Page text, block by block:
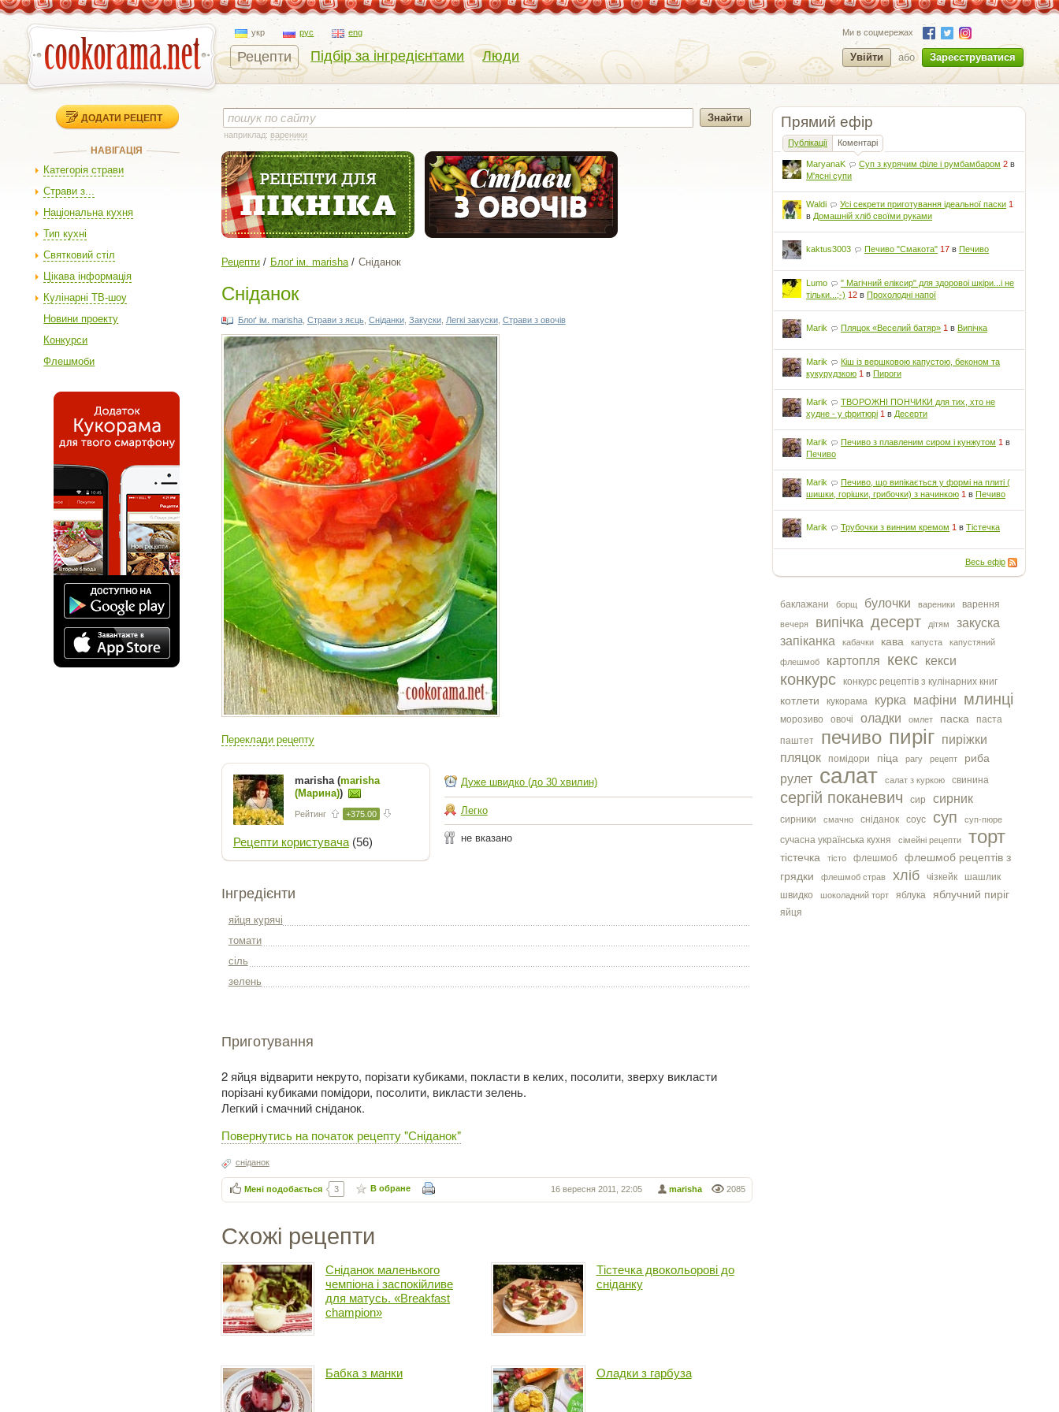
укр рус eng
Рецепти Підбір за інгредієнтами Люди
Ми в соцмережах
Увійти або Зареєструватися
ДОДАТИ РЕЦЕПТ
НАВІГАЦІЯ
Категорія страви
Страви з...
Національна кухня
Тип кухні
Святковий стіл
Цікава інформація
Кулінарні ТВ-шоу
Новини проекту
Конкурси
Флешмоби
Прямий ефір
Публікації Коментарі
MaryanaK Суп з курячим філе і румбамбаром 2 в
М'ясні супи
Waldi Усі секрети приготування ідеальної паски 1
в Домашній хліб своїми руками
kaktus3003 Печиво "Смакота" 17 вПечиво
Lumo
" Магічний еліксир" для здоровоі шкіри...і не
тільки...;-) 12 вПрохолодні напої
Marik Пляцок «Веселий батяр» 1 вВипічка
Marik
Кіш із вершковою капустою, беконом та
кукурудзкою 1 вПироги
Marik
ТВОРОЖНІ ПОНЧИКИ для тих, хто не
худне - у фритюрі 1 в Десерти
Marik Печиво з плавленим сиром і кунжутом 1 в
Печиво
Marik
Печиво, що випікається у формі на плиті (
шишки, горішки, грибочки) з начинкою 1 вПечиво
Marik Трубочки з винним кремом 1 вТістечка
Весь ефір
баклажани борщ булочки вареники варення
вечеря випічка десерт дітям
закуска
запіканка
кабачки кава капуста капустяний
флешмоб картопля кекс кекси
конкурс конкурс рецептів з кулінарних книг
котлети кукорама курка мафіни млинці
морозиво овочі оладки омлет паска
паста
паштет
печиво пиріг пиріжки
пляцок
помідори піца рагу рецепт риба
рулет салат салат з куркою свинина
сергiй поканевич сир сирник
сирники смачно сніданок соус суп суп-пюре
сучасна українська кухня сімейні рецепти торт
тістечка тісто флешмоб
флешмоб рецептів з
грядки
флешмоб страв хліб чізкейк
шашлик
швидко
шоколадний торт яблука яблучний пиріг
яйця
наприклад: вареники
Рецепти Блоґ ім. marisha Сніданок
Сніданок
Блоґ ім. marisha, Cтрави з яєць, Сніданки, Закуски, Легкі закуски, Страви з овочів
Переклади рецепту
marisha (marisha
(Марина))
Рейтинг +375.00
Рецепти користувача(56)
Дуже швидко (до 30 хвилин)
Легко
не вказано
Інгредієнти
яйця курячі
томати
сіль
зелень
Приготування
2 яйця відварити некруто, порізати кубиками, покласти в келих, посолити, зверху викласти
порізані кубиками помідори, посолити, викласти зелень.
Легкий і смачний сніданок.
Повернутись на початок рецепту "Сніданок"
сніданок
2085
marisha
16 вересня 2011, 22:05
Мені подобається 3 В обране
Схожі рецепти
Сніданок маленького
чемпіона і заспокійливе
для матусь. «Breakfast
champion»
Тістечка двокольорові до
сніданку
Бабка з манки Оладки з гарбуза